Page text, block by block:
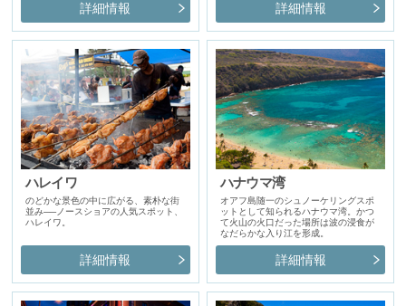
詳細情報 詳細情報
ハレイワ
のどかな景色の中に広がる、素朴な街
並み──ノースショアの人気スポット、
ハレイワ。
詳細情報
ハナウマ湾
オアフ島随一のシュノーケリングスポ
ットとして知られるハナウマ湾。かつ
て火山の火口だった場所は波の浸食が
なだらかな入り江を形成。
詳細情報